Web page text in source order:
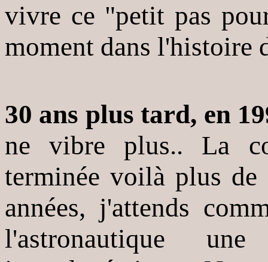
vivre ce "petit pas
moment dans l'histoire
30 ans plus tard, en
ne vibre plus.. La
terminée voilà plus
années, j'attends
l'astronautique